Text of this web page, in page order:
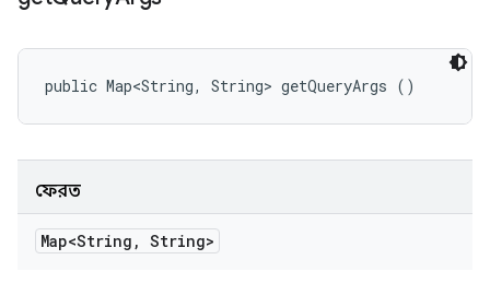
public Map<String, String> getQueryArgs ()
ফেরত
Map<String , String>